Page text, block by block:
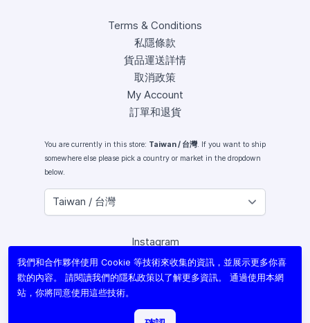
Terms & Conditions
私隱條款
貨品運送詳情
取消政策
My Account
訂單和退貨
You are currently in this store: Taiwan / 台灣. If you want to ship
somewhere else please pick a country or market in the dropdown
below.
Instagram
Facebook
X (Twitter)
Lomography
我們和合作夥伴使用 Cookie 等技術來收集的資訊，並展示更多你喜
歡的內容。 請閱讀我們的隱私政策以了解更多資訊。 通過使用本網
站，你將同意使用這些技術。